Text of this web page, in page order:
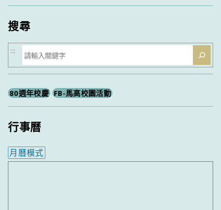
類
搜尋
搜
尋
:::
80週年校慶 FB-馬高校園活動
行事曆
月曆模式